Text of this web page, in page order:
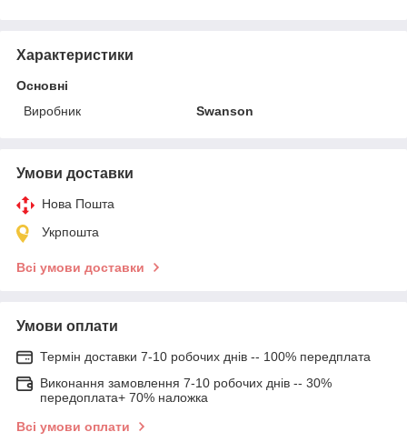
Характеристики
Основні
Виробник
Swanson
Умови доставки
Нова Пошта
Укрпошта
Всі умови доставки
Умови оплати
Термін доставки 7-10 робочих днів -- 100% передплата
Виконання замовлення 7-10 робочих днів -- 30%
передоплата+ 70% наложка
Всі умови оплати